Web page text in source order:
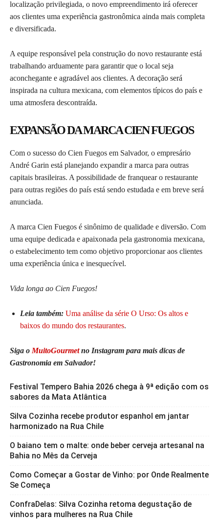
localização privilegiada, o novo empreendimento irá oferecer
aos clientes uma experiência gastronômica ainda mais completa
e diversificada.
A equipe responsável pela construção do novo restaurante está
trabalhando arduamente para garantir que o local seja
aconchegante e agradável aos clientes. A decoração será
inspirada na cultura mexicana, com elementos típicos do país e
uma atmosfera descontraída.
EXPANSÃO DA MARCA CIEN FUEGOS
Com o sucesso do Cien Fuegos em Salvador, o empresário
André Garin está planejando expandir a marca para outras
capitais brasileiras. A possibilidade de franquear o restaurante
para outras regiões do país está sendo estudada e em breve será
anunciada.
A marca Cien Fuegos é sinônimo de qualidade e diversão. Com
uma equipe dedicada e apaixonada pela gastronomia mexicana,
o estabelecimento tem como objetivo proporcionar aos clientes
uma experiência única e inesquecível.
Vida longa ao Cien Fuegos!
Leia também: Uma análise da série O Urso: Os altos e
baixos do mundo dos restaurantes.
Siga oMuitoGourmetno Instagram para mais dicas de
Gastronomia em Salvador!
Festival Tempero Bahia 2026 chega à 9ª edição com os
sabores da Mata Atlântica
Silva Cozinha recebe produtor espanhol em jantar
harmonizado na Rua Chile
O baiano tem o malte: onde beber cerveja artesanal na
Bahia no Mês da Cerveja
Como Começar a Gostar de Vinho: por Onde Realmente
Se Começa
ConfraDelas: Silva Cozinha retoma degustação de
vinhos para mulheres na Rua Chile